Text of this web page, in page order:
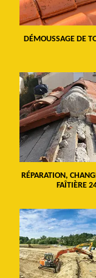
DÉMOUSSAGE DE
RÉPARATION,
FAÎTIÈRE